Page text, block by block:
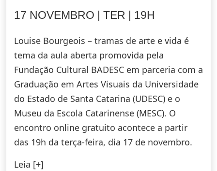
17 NOVEMBRO | TER | 19H
Louise Bourgeois – tramas de arte e vida é
tema da aula aberta promovida pela
Fundação Cultural BADESC em parceria com a
Graduação em Artes Visuais da Universidade
do Estado de Santa Catarina (UDESC) e o
Museu da Escola Catarinense (MESC). O
encontro online gratuito acontece a partir
das 19h da terça-feira, dia 17 de novembro.
Leia [+]